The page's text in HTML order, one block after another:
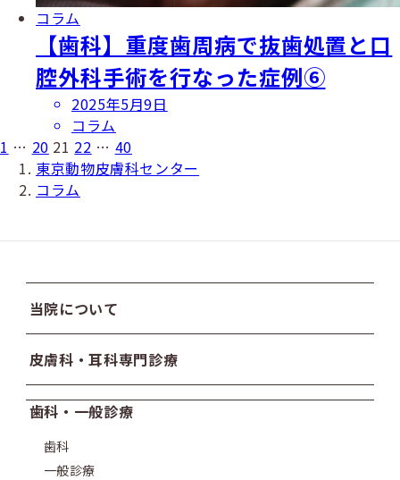
コラム
【歯科】重度歯周病で抜歯処置と口
腔外科手術を行なった症例⑥
投
稿
日
2025年5月9日
コラム
投
稿
ペ
1 … 20 21 22 … 40
東京動物皮膚科センター
コラム
当院について
皮膚科・耳科専門診療
歯科・一般診療
歯科
一般診療